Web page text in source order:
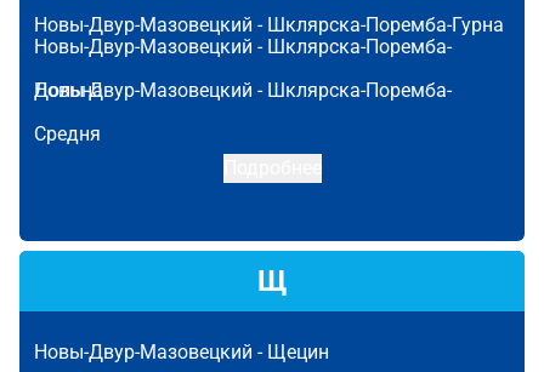
Новы-Двур-Мазовецкий - Шклярска-Поремба-Гурна
Новы-Двур-Мазовецкий - Шклярска-Поремба-
Дольна
Новы-Двур-Мазовецкий - Шклярска-Поремба-
Средня
Щ
Новы-Двур-Мазовецкий - Щецин